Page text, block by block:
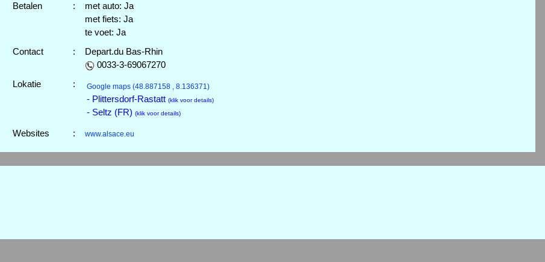
Betalen
:
met auto: Ja
met fiets: Ja
te voet: Ja
Contact
:
Depart.du Bas-Rhin
0033-3-69067270
Lokatie
: Google maps (48.887158 , 8.136371)
- Plittersdorf-Rastatt (klik voor details)
- Seltz (FR) (klik voor details)
Websites : www.alsace.eu